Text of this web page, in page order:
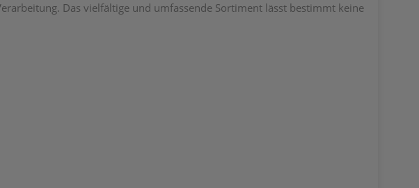
Das vielfältige und umfassende Sortiment lässt bestimmt keine